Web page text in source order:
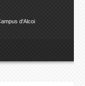
d'Alcoi